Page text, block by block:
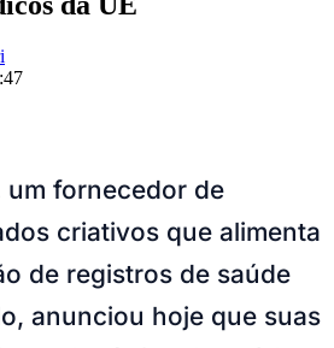
criativos que alimenta
de registros de saúde
anunciou hoje que suas
eletrônico de saúde